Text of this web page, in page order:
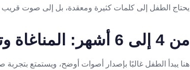
يحتاج الطفل إلى كلمات كثيرة ومعقدة، بل إلى صوت قريب
من 4 إلى 6 أشهر: المناغاة وتجربة الصوت
هنا يبدأ الطفل غالبًا بإصدار أصوات أوضح، ويستمتع